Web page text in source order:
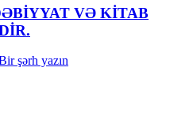
VƏ KİTAB
şərh yazın